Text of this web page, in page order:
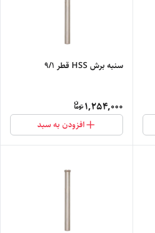
سنبه برش HSS قطر 9/1
1,254,000
افزودن به سبد